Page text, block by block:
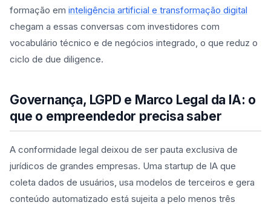
formação em inteligência artificial e transformação digital
chegam a essas conversas com investidores com
vocabulário técnico e de negócios integrado, o que reduz o
ciclo de due diligence.
Governança, LGPD e Marco Legal da IA: o
que o empreendedor precisa saber
A conformidade legal deixou de ser pauta exclusiva de
jurídicos de grandes empresas. Uma startup de IA que
coleta dados de usuários, usa modelos de terceiros e gera
conteúdo automatizado está sujeita a pelo menos três